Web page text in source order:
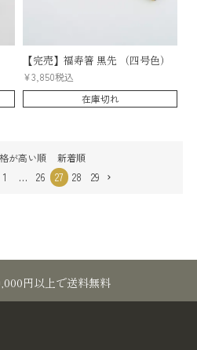
【完売】福寿箸 黒先 （四号色）
¥3,850税込
在庫切れ
が高い順 新着順
1 … 26 27 28 29
円以上で送料無料